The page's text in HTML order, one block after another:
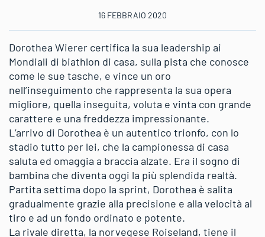
16 FEBBRAIO 2020
Dorothea Wierer certifica la sua leadership ai
Mondiali di biathlon di casa, sulla pista che conosce
come le sue tasche, e vince un oro
nell’inseguimento che rappresenta la sua opera
migliore, quella inseguita, voluta e vinta con grande
carattere e una freddezza impressionante.
L’arrivo di Dorothea è un autentico trionfo, con lo
stadio tutto per lei, che la campionessa di casa
saluta ed omaggia a braccia alzate. Era il sogno di
bambina che diventa oggi la più splendida realtà.
Partita settima dopo la sprint, Dorothea è salita
gradualmente grazie alla precisione e alla velocità al
tiro e ad un fondo ordinato e potente.
La rivale diretta, la norvegese Roiseland, tiene il